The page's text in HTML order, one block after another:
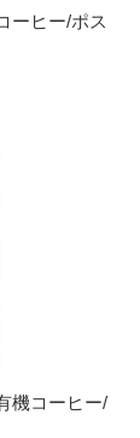
ーヒー/ポス
機コーヒー/